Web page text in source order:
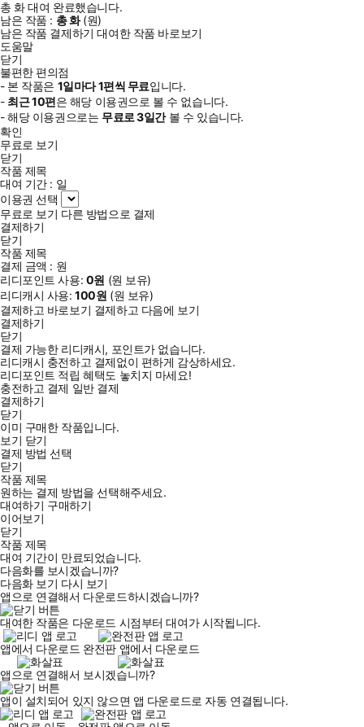
총 화대여 완료했습니다.
남은 작품 : 총화(원)
남은 작품 결제하기 대여한 작품 바로보기
도움말
닫기
불편한 편의점
- 본 작품은 1일마다1편씩 무료입니다.
- 최근10편은 해당 이용권으로 볼 수 없습니다.
- 해당 이용권으로는 무료로3일간볼 수 있습니다.
확인
무료로 보기
닫기
작품 제목
대여 기간 : 일
이용권 선택
무료로 보기 다른 방법으로 결제
결제하기
닫기
작품 제목
결제 금액 : 원
리디포인트 사용: 0원 (원 보유)
리디캐시 사용:100원 (원 보유)
결제하고 바로보기 결제하고 다음에 보기
결제하기
닫기
결제 가능한 리디캐시, 포인트가 없습니다.
리디캐시 충전하고 결제없이 편하게 감상하세요.
리디포인트 적립 혜택도 놓치지 마세요!
충전하고 결제 일반 결제
결제하기
닫기
이미 구매한 작품입니다.
보기 닫기
결제 방법 선택
닫기
작품 제목
원하는 결제 방법을 선택해주세요.
대여하기 구매하기
이어보기
닫기
작품 제목
대여 기간이 만료되었습니다.
다음화를 보시겠습니까?
다음화 보기 다시 보기
앱으로 연결해서 다운로드하시겠습니까?
대여한 작품은 다운로드 시점부터 대여가 시작됩니다.
앱에서 다운로드 완전판 앱에서 다운로드
앱으로 연결해서 보시겠습니까?
앱이 설치되어 있지 않으면 앱 다운로드로 자동 연결됩니다.